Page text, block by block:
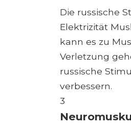
Die russische
Elektrizität
kann es zu
Verletzung
russische
verbessern.
3